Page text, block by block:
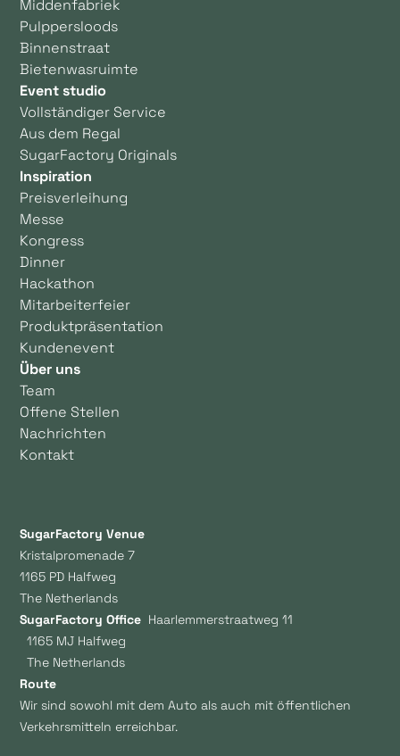
Middenfabriek
Pulppersloods
Binnenstraat
Bietenwasruimte
Event studio
Vollständiger Service
Aus dem Regal
SugarFactory Originals
Inspiration
Preisverleihung
Messe
Kongress
Dinner
Hackathon
Mitarbeiterfeier
Produktpräsentation
Kundenevent
Über uns
Team
Offene Stellen
Nachrichten
Kontakt
SugarFactory Venue
Kristalpromenade 7
1165 PD Halfweg
The Netherlands
SugarFactory Office Haarlemmerstraatweg 11
1165 MJ Halfweg
The Netherlands
Route
Wir sind sowohl mit dem Auto als auch mit öffentlichen
Verkehrsmitteln erreichbar.